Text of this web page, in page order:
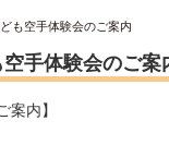
も空手体験会のご案内
手体験会のご案
案内】